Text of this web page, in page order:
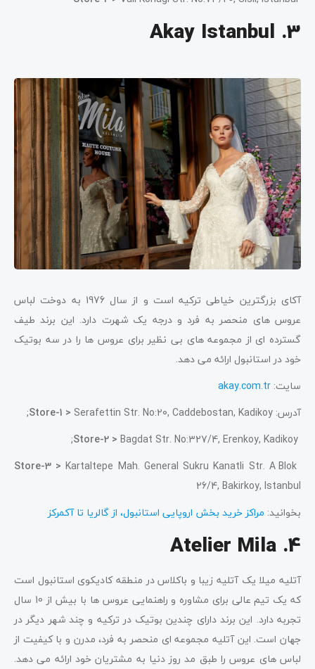
3. Akay Istanbul
آکای بزرگترین خیاطی ترکیه است و از سال 1976 به دوخت لباس
عروس های منحصر به فرد و درجه یک شهرت دارد. این برند طیف
گسترده ای از مجموعه های بی نظیر برای عروس ها را در سه بوتیک
خود در استانبول ارائه می دهد.
سایت: akay.com.tr
آدرس:
Store-1 > Serafettin Str. No:20, Caddebostan, Kadikoy;
Store-2 > Bagdat Str. No:327/4, Erenkoy, Kadikoy;
Store-3 > Kartaltepe Mah. General Sukru Kanatli Str. A Blok
26/4, Bakirkoy, Istanbul
بخوانید: مراکز خرید بخش اروپایی استانبول، از گالریا تا آکمرکز
4. Atelier Mila
آتلیه میلا یک آتلیه زیبا و باکلاس در منطقه کادیکوی استانبول است
که یک تیم عالی برای مشاوره و راهنمایی عروس ها با بیش از 10 سال
تجربه دارد. این برند دارای چندین بوتیک در ترکیه و چند شهر دیگر در
جهان است. این آتلیه مجموعه ای منحصر به فرد، مدرن و با کیفیت از
لباس های عروس را طبق مد روز دنیا به مشتریان خود ارائه می دهد.